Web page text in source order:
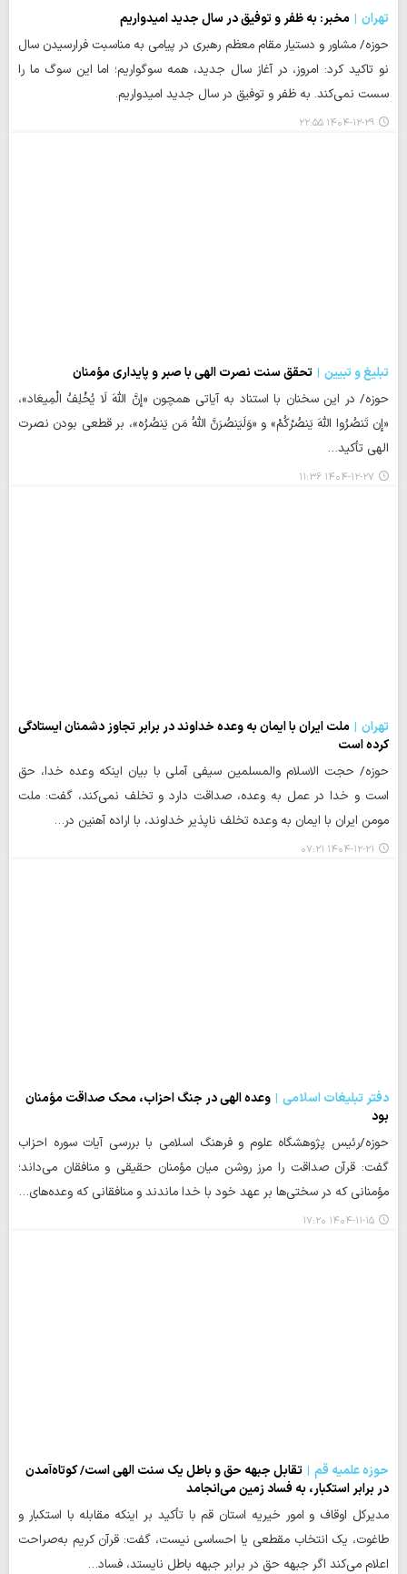
تهران
مخبر: به ظفر و توفیق در سال جدید امیدواریم
حوزه/ مشاور و دستیار مقام معظم رهبری در پیامی به مناسبت فرارسیدن سال
نو تاکید کرد: امروز، در آغاز سال جدید، همه سوگواریم؛ اما این سوگ ما را
سست نمی‌کند. به ظفر و توفیق در سال جدید امیدواریم.
۱۴۰۴-۱۲-۲۹ ۲۲:۵۵
تبلیغ و تبیین
تحقق سنت نصرت الهی با صبر و پایداری مؤمنان
حوزه/ در این سخنان با استناد به آیاتی همچون «إِنَّ اللَّهَ لَا یُخْلِفُ الْمِیعَاد»،
«إِن تَنصُرُوا اللَّهَ یَنصُرْکُمْ» و «وَلَیَنصُرَنَّ اللَّهُ مَن یَنصُرُه»، بر قطعی بودن نصرت
الهی تأکید…
۱۴۰۴-۱۲-۲۷ ۱۱:۳۶
تهران
ملت ایران با ایمان به وعده خداوند در برابر تجاوز دشمنان ایستادگی
کرده است
حوزه/ حجت الاسلام والمسلمین سیفی آملی با بیان اینکه وعده خدا، حق
است و خدا در عمل به وعده، صداقت دارد و تخلف نمی‌کند، گفت: ملت
مومن ایران با ایمان به وعده تخلف ناپذیر خداوند، با اراده آهنین در…
۱۴۰۴-۱۲-۲۱ ۰۷:۲۱
دفتر تبلیغات اسلامی
وعده الهی در جنگ احزاب، محک صداقت مؤمنان
بود
حوزه/رئیس پژوهشگاه علوم و فرهنگ اسلامی با بررسی آیات سوره احزاب
گفت: قرآن صداقت را مرز روشن میان مؤمنان حقیقی و منافقان می‌داند؛
مؤمنانی که در سختی‌ها بر عهد خود با خدا ماندند و منافقانی که وعده‌های…
۱۴۰۴-۱۱-۱۵ ۱۷:۲۰
حوزه علمیه قم
تقابل جبهه حق و باطل یک سنت الهی است/ کوتاه‌آمدن
در برابر استکبار، به فساد زمین می‌انجامد
مدیرکل اوقاف و امور خیریه استان قم با تأکید بر اینکه مقابله با استکبار و
طاغوت، یک انتخاب مقطعی یا احساسی نیست، گفت: قرآن کریم به‌صراحت
اعلام می‌کند اگر جبهه حق در برابر جبهه باطل نایستد، فساد…